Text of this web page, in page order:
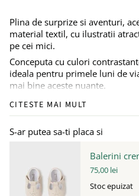
Plina de surprize si aventuri,
material textil, cu ilustratii
pe cei mici.
Conceputa cu culori
ideala pentru primele luni de
mai bine aceste nuante.
Carticica este prevazuta cu un
incat poate fi atasata cu
patut, devenind un partener
afla.
Un instrument excelent pentru
auditiv, vizual, precum si
comunicarii, aceasta carticica
perfecta pentru primii pasi in
CITESTE MAI MULT
S-ar putea sa-ti placa si
Balerini
75,00 lei
Stoc epuizat